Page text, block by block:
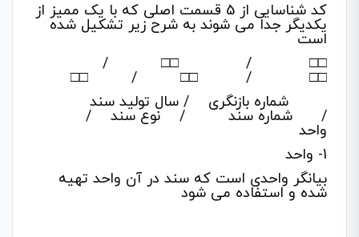
کد شناسایی از 5 قسمت اصلی که با یک ممیز از
یکدیگر جدا می شوند به شرح زیر تشکیل شده
است
□□ / □□ /
□□ / □□ / □□
شماره بازنگری / سال تولید سند
/ شماره سند / نوع سند /
واحد
1- واحد
بیانگر واحدی است که سند در آن واحد تهیه
شده و استفاده می شود